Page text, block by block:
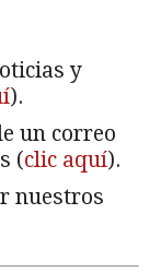
y
).
un correo
(clic aquí).
nuestros